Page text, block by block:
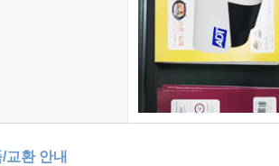
교환 안내